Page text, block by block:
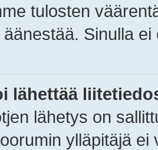
tulosten
Sinulla
lähettää
lähetys on
ylläpitäjä